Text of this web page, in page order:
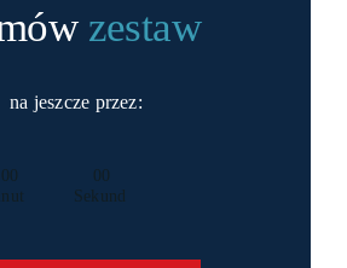
zestaw
na jeszcze przez:
00
00
Sekund